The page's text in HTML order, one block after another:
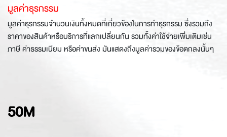
มูลค่าธุรกรรม
มูลค่าธุรกรรมจำนวนเงินทั้งหมดที่เกี่ยวข้องในการทำธุรกรรม ซึ่งรวมถึง
ราคาของสินค้าหรือบริการที่แลกเปลี่ยนกัน รวมทั้งค่าใช้จ่ายเพิ่มเติมเช่น
ภาษี ค่าธรรมเนียม หรือค่าขนส่ง มันแสดงถึงมูลค่ารวมของข้อตกลงนั้นๆ
50M